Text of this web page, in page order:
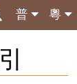
粵
普